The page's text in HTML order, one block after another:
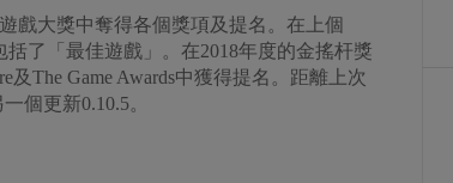
戲大獎中奪得各個獎項及提名。在上個
括了「最佳遊戲」。在2018年度的金搖杆獎
及The Game Awards中獲得提名。距離上次
個更新0.10.5。